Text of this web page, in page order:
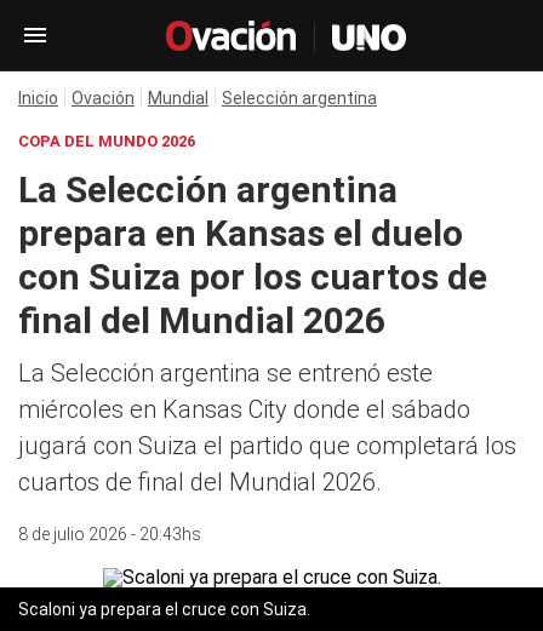
Inicio Ovación Mundial Selección argentina
COPA DEL MUNDO 2026
La Selección argentina
prepara en Kansas el duelo
con Suiza por los cuartos de
final del Mundial 2026
La Selección argentina se entrenó este
miércoles en Kansas City donde el sábado
jugará con Suiza el partido que completará los
cuartos de final del Mundial 2026.
8 de julio 2026 - 20:43hs
Scaloni ya prepara el cruce con Suiza.